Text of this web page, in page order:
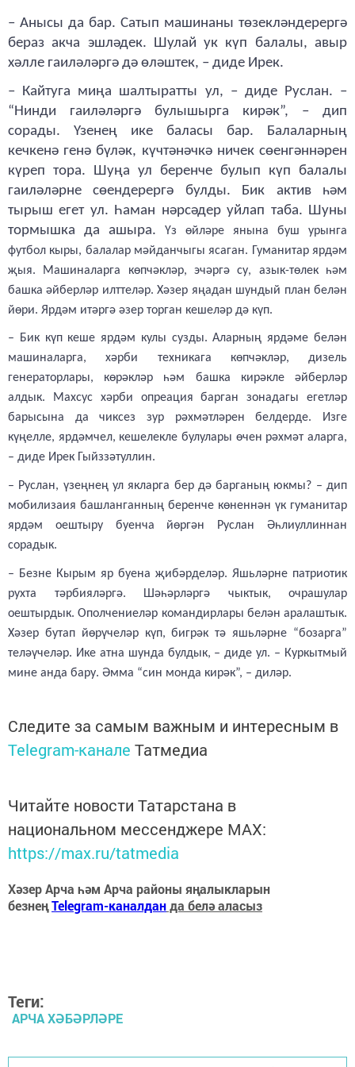
– Анысы да бар. Сатып машинаны төзекләндерергә
бераз акча эшләдек. Шулай ук күп балалы, авыр
хәлле гаиләләргә дә өләштек, – диде Ирек.
– Кайтуга миңа шалтыратты ул, – диде Руслан. –
“Нинди гаиләләргә булышырга кирәк”, – дип
сорады. Үзенең ике баласы бар. Балаларның
кечкенә генә бүләк, күчтәнәчкә ничек сөенгәннәрен
күреп тора. Шуңа ул беренче булып күп балалы
гаиләләрне сөендерергә булды. Бик актив һәм
тырыш егет ул. Һаман нәрсәдер уйлап таба. Шуны
тормышка да ашыра. Үз өйләре янына буш урынга
футбол кыры, балалар мәйданчыгы ясаган. Гуманитар ярдәм
җыя. Машиналарга көпчәкләр, эчәргә су, азык-төлек һәм
башка әйберләр илттеләр. Хәзер яңадан шундый план белән
йөри. Ярдәм итәргә әзер торган кешеләр дә күп.
– Бик күп кеше ярдәм кулы сузды. Аларның ярдәме белән
машиналарга, хәрби техникага көпчәкләр, дизель
генераторлары, көрәкләр һәм башка кирәкле әйберләр
алдык. Махсус хәрби опреация барган зонадагы егетләр
барысына да чиксез зур рәхмәтләрен белдерде. Изге
күңелле, ярдәмчел, кешелекле булулары өчен рәхмәт аларга,
– диде Ирек Гыйззәтуллин.
– Руслан, үзеңнең ул якларга бер дә барганың юкмы? – дип
мобилизаия башланганның беренче көненнән үк гуманитар
ярдәм оештыру буенча йөргән Руслан Әһлиуллиннан
сорадык.
– Безне Кырым яр буена җибәрделәр. Яшьләрне патриотик
рухта тәрбияләргә. Шәһәрләргә чыктык, очрашулар
оештырдык. Ополчениеләр командирлары белән аралаштык.
Хәзер бутап йөрүчеләр күп, бигрәк тә яшьләрне “бозарга”
теләүчеләр. Ике атна шунда булдык, – диде ул. – Куркытмый
мине анда бару. Әмма “син монда кирәк”, – диләр.
Следите за самым важным и интересным в
Telegram-канале Татмедиа
Читайте новости Татарстана в
национальном мессенджере MАХ:
https://max.ru/tatmedia
Хәзер Арча һәм Арча районы яңалыкларын
безнеңTelegram-каналданда белә аласыз
Теги:
АРЧА ХӘБӘРЛӘРЕ